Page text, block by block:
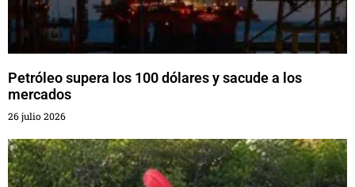
Petróleo supera los 100 dólares y sacude a los
mercados
26 julio 2026